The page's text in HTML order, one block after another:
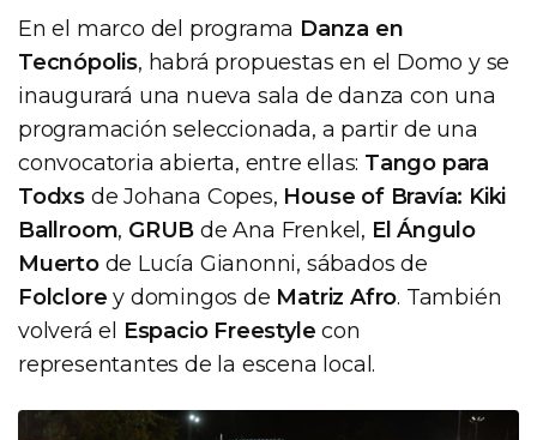
En el marco del programa Danza en
Tecnópolis, habrá propuestas en el Domo y se
inaugurará una nueva sala de danza con una
programación seleccionada, a partir de una
convocatoria abierta, entre ellas: Tango para
Todxs de Johana Copes, House of Bravía: Kiki
Ballroom, GRUB de Ana Frenkel, El Ángulo
Muertode Lucía Gianonni, sábados de
Folclore y domingos de Matriz Afro. También
volverá el Espacio Freestyle con
representantes de la escena local.